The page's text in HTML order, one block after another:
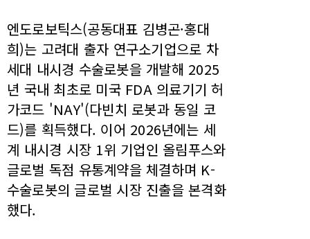
엔도로보틱스(공동대표 김병곤·홍대
희)는 고려대 출자 연구소기업으로 차
세대 내시경 수술로봇을 개발해 2025
년 국내 최초로 미국 FDA 의료기기 허
가코드 'NAY'(다빈치 로봇과 동일 코
드)를 획득했다. 이어 2026년에는 세
계 내시경 시장 1위 기업인 올림푸스와
글로벌 독점 유통계약을 체결하며 K-
수술로봇의 글로벌 시장 진출을 본격화
했다.